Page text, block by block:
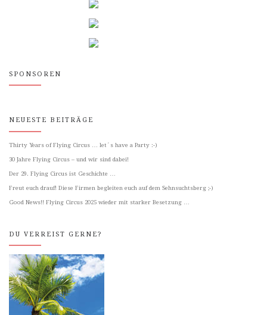
SPONSOREN
NEUESTE BEITRÄGE
Thirty Years of Flying Circus … let´s have a Party :-)
30 Jahre Flying Circus – und wir sind dabei!
Der 29. Flying Circus ist Geschichte …
Freut euch drauf! Diese Firmen begleiten euch auf dem Sehnsuchtsberg ;-)
Good News!! Flying Circus 2025 wieder mit starker Besetzung …
DU VERREIST GERNE?